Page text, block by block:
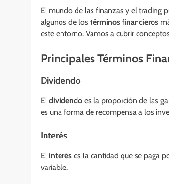
El mundo de las finanzas y el trading
algunos de los términos financieros
este entorno. Vamos a cubrir
Principales Términos
Dividendo
El dividendo es la proporción de las
es una forma de recompensa a los
Interés
El interés es la cantidad que se paga
variable.